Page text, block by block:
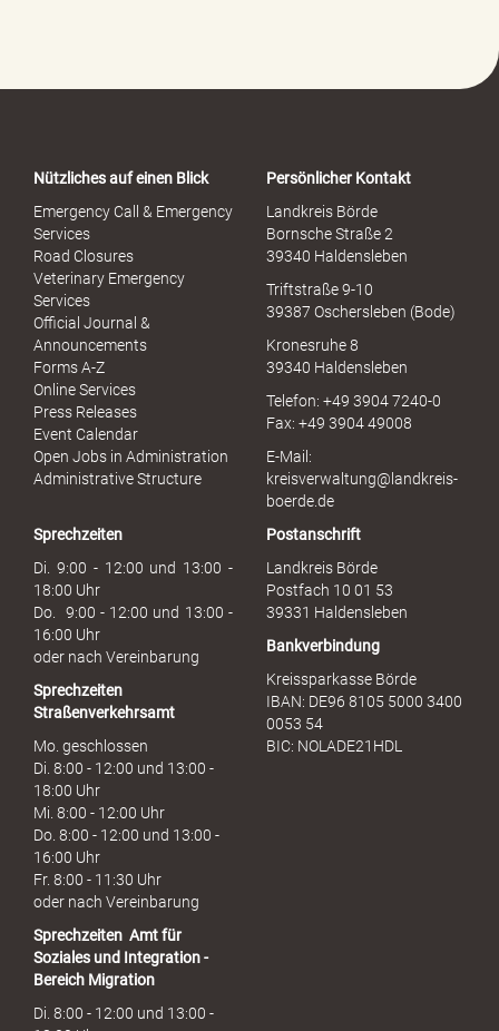
o
u
h
Nützliches auf einen Blick
Emergency Call & Emergency
Services
Road Closures
Veterinary Emergency
Services
Official Journal &
Announcements
Forms A-Z
Online Services
Press Releases
Event Calendar
Open Jobs in Administration
Administrative Structure
Persönlicher Kontakt
Landkreis Börde
Bornsche Straße 2
39340 Haldensleben
Triftstraße 9-10
39387 Oschersleben (Bode)
Kronesruhe 8
39340 Haldensleben
Telefon: +49 3904 7240-0
Fax: +49 3904 49008
E-Mail:
kreisverwaltung@landkreis-
boerde.de
Sprechzeiten
Di. 9:00 - 12:00 und 13:00 -
18:00 Uhr
Do. 9:00 - 12:00 und 13:00 -
16:00 Uhr
oder nach Vereinbarung
Sprechzeiten
Straßenverkehrsamt
Mo. geschlossen
Di. 8:00 - 12:00 und 13:00 -
18:00 Uhr
Mi. 8:00 - 12:00 Uhr
Do. 8:00 - 12:00 und 13:00 -
16:00 Uhr
Fr. 8:00 - 11:30 Uhr
oder nach Vereinbarung
Sprechzeiten Amt für
Soziales und Integration -
Bereich Migration
Di. 8:00 - 12:00 und 13:00 -
Postanschrift
Landkreis Börde
Postfach 10 01 53
39331 Haldensleben
Bankverbindung
Kreissparkasse Börde
IBAN: DE96 8105 5000 3400
0053 54
BIC: NOLADE21HDL